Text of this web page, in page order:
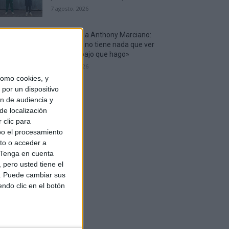
cookies, y
un dispositivo
de audiencia y
localización
clic para
el procesamiento
o acceder a
Tenga en cuenta
pero usted tiene el
Puede cambiar sus
clic en el botón
7 agosto, 2026
Entrevista a Anthony Marciano:
«Mi sueño no tiene nada que ver
con el trabajo que hago»
7 agosto, 2026